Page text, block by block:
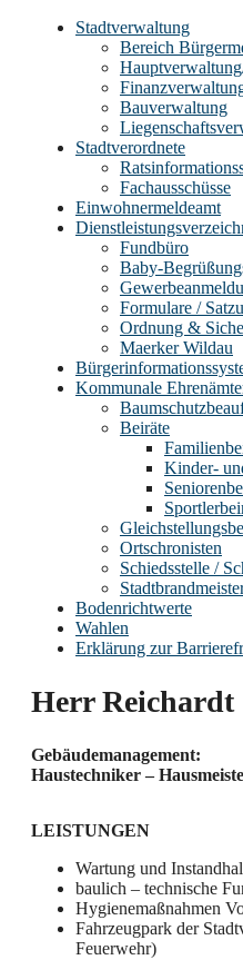
Stadtverwaltung
Bereich
Bauverwaltung
Stadtverordnete
Fachausschüsse
Einwohnermeldeamt
Fundbüro
Baby-
Formulare /
Ordnung &
Maerker Wildau
Kommunale
Beiräte
Kinder-
Ortschronisten
Schiedsstelle /
Bodenrichtwerte
Wahlen
Erklärung zur
Herr Reichardt
Gebäudemanagement:
Haustechniker –
LEISTUNGEN
Wartung und
baulich – technische
Hygienemaßnahmen
Fahrzeugpark der
Feuerwehr)